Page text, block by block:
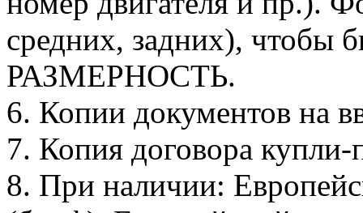
средних, задних),
РАЗМЕРНОСТЬ.
6. Копии документов на
7. Копия договора
8. При наличии: